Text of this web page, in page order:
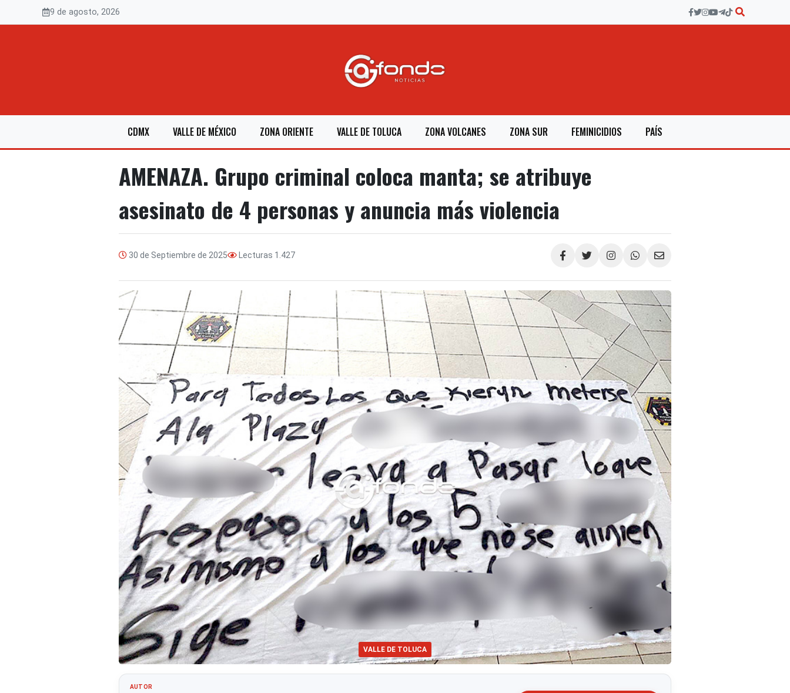
9 de agosto, 2026
CDMX VALLE DE MÉXICO ZONA ORIENTE VALLE DE TOLUCA ZONA VOLCANES ZONA SUR FEMINICIDIOS PAÍS
AMENAZA. Grupo criminal coloca manta; se atribuye
asesinato de 4 personas y anuncia más violencia
30 de Septiembre de 2025 Lecturas 1.427
Compartir
VALLE DE TOLUCA
AUTOR